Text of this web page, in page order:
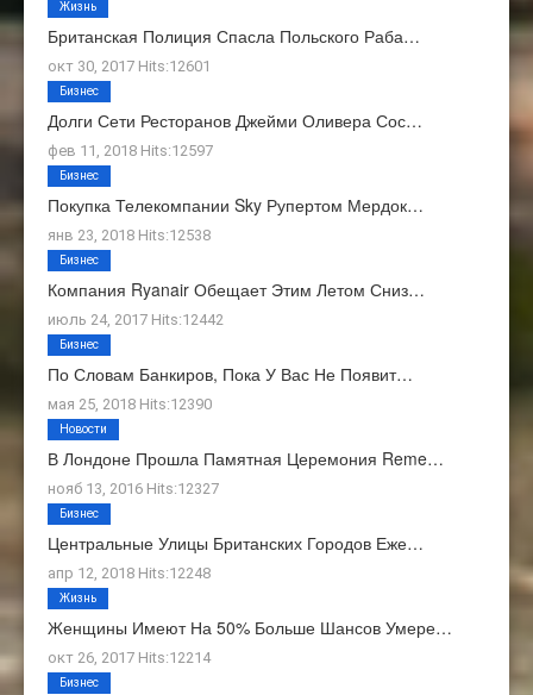
Британская Полиция Спасла Польского Раба…
окт 30, 2017 Hits:12601
Жизнь
Долги Сети Ресторанов Джейми Оливера Сос…
фев 11, 2018 Hits:12597
Бизнес
Покупка Телекомпании Sky Рупертом Мердок…
янв 23, 2018 Hits:12538
Бизнес
Компания Ryanair Обещает Этим Летом Сниз…
июль 24, 2017 Hits:12442
Бизнес
По Словам Банкиров, Пока У Вас Не Появит…
мая 25, 2018 Hits:12390
Бизнес
В Лондоне Прошла Памятная Церемония Reme…
нояб 13, 2016 Hits:12327
Новости
Центральные Улицы Британских Городов Еже…
апр 12, 2018 Hits:12248
Бизнес
Женщины Имеют На 50% Больше Шансов Умере…
окт 26, 2017 Hits:12214
Жизнь
Бизнес